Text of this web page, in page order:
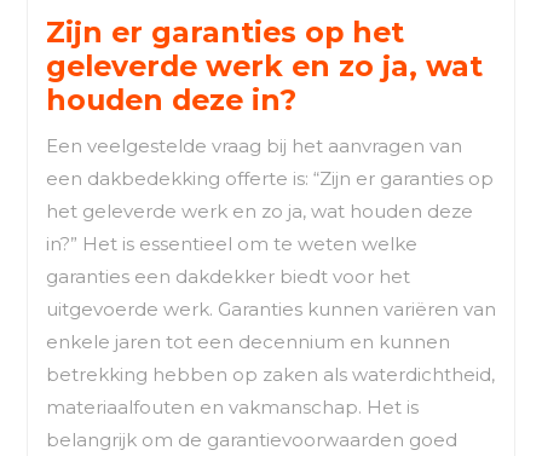
Zijn er garanties op het
geleverde werk en zo ja, wat
houden deze in?
Een veelgestelde vraag bij het aanvragen van
een dakbedekking offerte is: “Zijn er garanties op
het geleverde werk en zo ja, wat houden deze
in?” Het is essentieel om te weten welke
garanties een dakdekker biedt voor het
uitgevoerde werk. Garanties kunnen variëren van
enkele jaren tot een decennium en kunnen
betrekking hebben op zaken als waterdichtheid,
materiaalfouten en vakmanschap. Het is
belangrijk om de garantievoorwaarden goed